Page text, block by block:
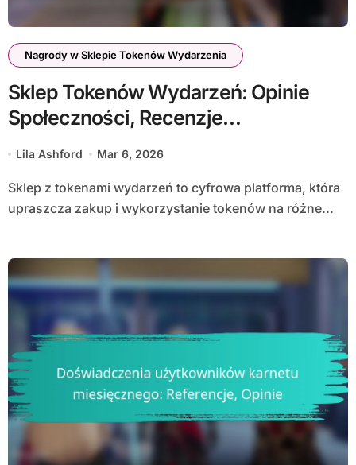
Nagrody w Sklepie Tokenów Wydarzenia
Sklep Tokenów Wydarzeń: Opinie
Społeczności, Recenzje
Użytkowników, Satysfakcja
Lila Ashford Mar 6, 2026
Sklep z tokenami wydarzeń to cyfrowa platforma, która
upraszcza zakup i wykorzystanie tokenów na różne...